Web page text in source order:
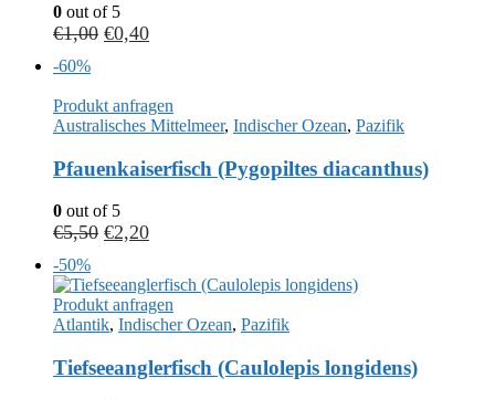
0 out of 5
€1,00 €0,40
-60%
Produkt anfragen
Australisches Mittelmeer, Indischer Ozean, Pazifik
Pfauenkaiserfisch (Pygopiltes diacanthus)
0 out of 5
€5,50 €2,20
-50%
Produkt anfragen
Atlantik, Indischer Ozean, Pazifik
Tiefseeanglerfisch (Caulolepis longidens)